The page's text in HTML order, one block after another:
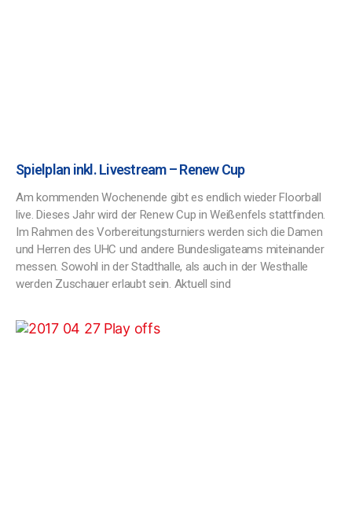
Spielplan inkl. Livestream – Renew Cup
Am kommenden Wochenende gibt es endlich wieder Floorball
live. Dieses Jahr wird der Renew Cup in Weißenfels stattfinden.
Im Rahmen des Vorbereitungsturniers werden sich die Damen
und Herren des UHC und andere Bundesligateams miteinander
messen. Sowohl in der Stadthalle, als auch in der Westhalle
werden Zuschauer erlaubt sein. Aktuell sind